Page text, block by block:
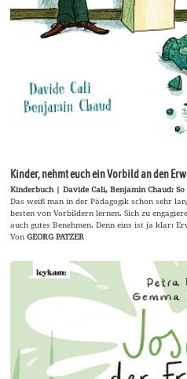
Kinder, nehmt euch ein Vorbild an den
Kinderbuch | Davide Cali, Benjamin Chaud:
Das weiß man in der Pädagogik schon sehr
besten von Vorbildern lernen. Sich zu
auch gutes Benehmen. Denn eins ist ja klar:
VonGEORG PATZER